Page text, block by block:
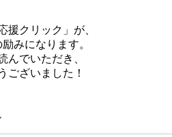
援クリック」が、
みになります。
んでいただき、
ございました！